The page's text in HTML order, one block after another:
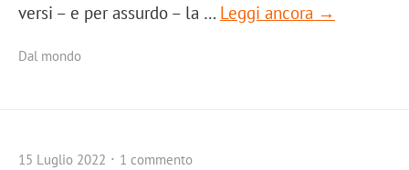
versi – e per assurdo – la … Leggi ancora →
Dal mondo
15 Luglio 2022 1 commento